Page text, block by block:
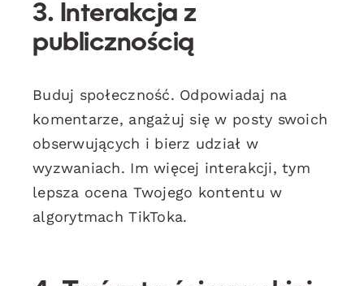
3. Interakcja z
publicznością
Buduj społeczność. Odpowiadaj na
komentarze, angażuj się w posty swoich
obserwujących i bierz udział w
wyzwaniach. Im więcej interakcji, tym
lepsza ocena Twojego kontentu w
algorytmach TikToka.